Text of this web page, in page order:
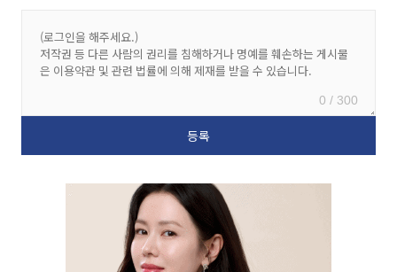
0 / 300